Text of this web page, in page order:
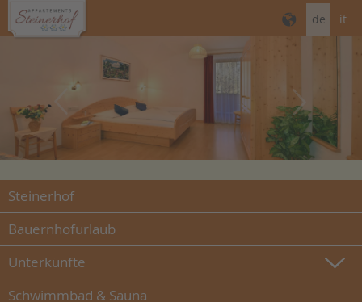
de it
Steinerhof
Bauernhofurlaub
Unterkünfte
Schwimmbad & Sauna